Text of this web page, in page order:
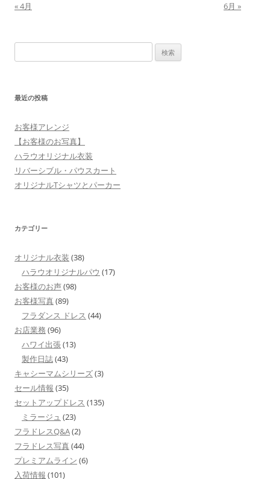
« 4月
6月 »
索:
最近の投稿
お客様アレンジ
【お客様のお写真】
ハラウオリジナル衣装
リバーシブル・パウスカート
オリジナルTシャツとパーカー
カテゴリー
オリジナル衣装 (38)
ハラウオリジナルパウ (17)
お客様のお声(98)
お客様写真(89)
フラダンス ドレス (44)
お店業務 (96)
ハワイ出張(13)
製作日誌(43)
キャシーマムシリーズ(3)
セール情報 (35)
セットアップドレス (135)
ミラージュ (23)
フラドレスQ&A(2)
フラドレス写真(44)
プレミアムライン (6)
入荷情報 (101)